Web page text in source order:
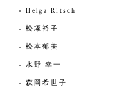
Helga Ritsch
松塚裕子
松本郁美
水野 幸一
森岡希世子